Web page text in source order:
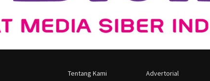
Tentang Kami Advertorial